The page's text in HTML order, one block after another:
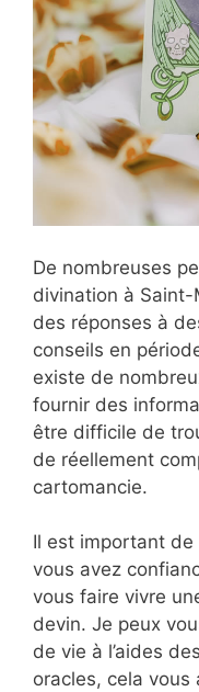
De nombreuses
divination à Saint-
des réponses à
conseils en
existe de
fournir des
être difficile de
de réellement
cartomancie.
Il est important
vous avez
vous faire vivre
devin. Je peux
de vie à l’aides
oracles, cela